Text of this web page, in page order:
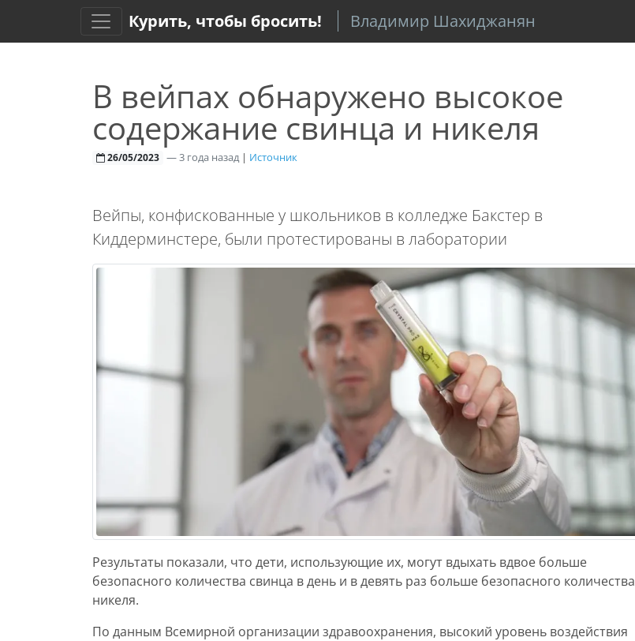
Курить, чтобы бросить! Владимир Шахиджанян
В вейпах обнаружено высокое
содержание свинца и никеля
26/05/2023 —3 года назад | Источник
Вейпы, конфискованные у школьников в колледже Бакстер в
Киддерминстере, были протестированы в лаборатории
Результаты показали, что дети, использующие их, могут вдыхать вдвое больше
безопасного количества свинца в день и в девять раз больше безопасного количества
никеля.
По данным Всемирной организации здравоохранения, высокий уровень воздействия